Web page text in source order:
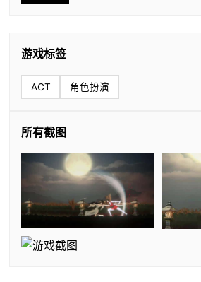
游戏标签
ACT 角色扮演
所有截图